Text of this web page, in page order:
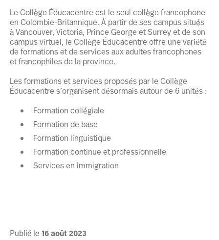
Le Collège Éducacentre est le seul collège francophone
en Colombie-Britannique. À partir de ses campus situés
à Vancouver, Victoria, Prince George et Surrey et de son
campus virtuel, le Collège Éducacentre offre une variété
de formations et de services aux adultes francophones
et francophiles de la province.
Les formations et services proposés par le Collège
Éducacentre s’organisent désormais autour de 6 unités :
Formation collégiale
Formation de base
Formation linguistique
Formation continue et professionnelle
Services en immigration
Publié le 16août2023